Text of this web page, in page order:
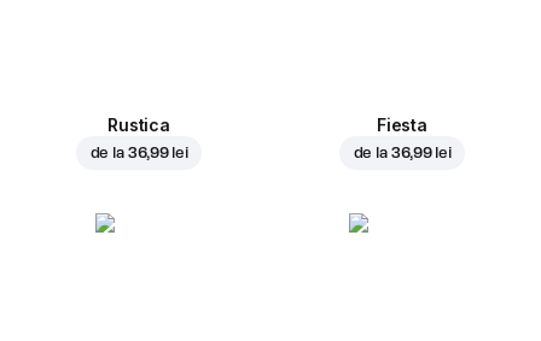
Rustica
de la 36,99 lei
Fiesta
de la 36,99 lei